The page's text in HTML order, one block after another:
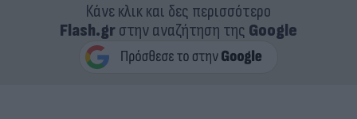
Κάνε κλικ και δες περισσότερο
Flash.grστην αναζήτηση της Google